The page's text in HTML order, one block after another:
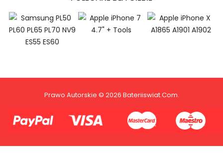
Ciebie żadnych opłat transakcyjnych*.
Niewielką opłatę uiszcza jedynie
sprzedawca.
Płać jednym kontem. Wystarczy, że
lub debetowej do swojego konta
1.Model urządzenia
Prawo Autorskie © 2026 Bateriiswiat.com.